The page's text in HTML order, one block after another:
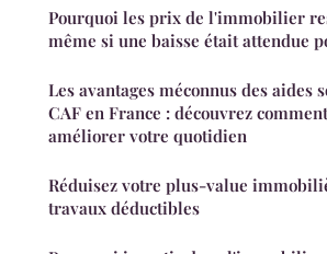
Pourquoi les prix de l'immobilier
même si une baisse était attendue
Les avantages méconnus des aides
CAF en France : découvrez
améliorer votre quotidien
Réduisez votre plus-value
travaux déductibles